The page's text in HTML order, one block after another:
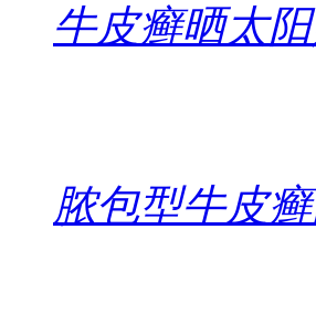
牛皮癣晒太
脓包型牛皮